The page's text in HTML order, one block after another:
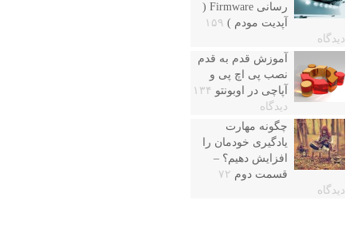
رسانی Firmware (
آپدیت مودم ) ۱۵۹
دیدگاه
آموزش قدم به قدم
نصب پی اچ پی و
آپاچی در اوبونتو ۱۳۴
دیدگاه
چگونه مهارت
یادگیری خودمان را
افزایش دهیم؟ –
قسمت دوم ۷۲
دیدگاه